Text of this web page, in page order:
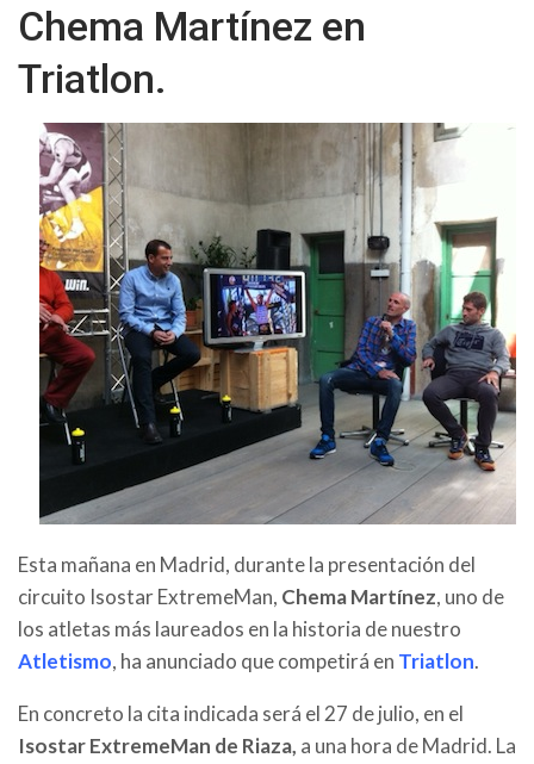
Chema Martínez en
Triatlon.
Esta mañana en Madrid, durante la presentación del
circuito Isostar ExtremeMan, Chema Martínez, uno de
los atletas más laureados en la historia de nuestro
Atletismo, ha anunciado que competirá en Triatlon.
En concreto la cita indicada será el 27 de julio, en el
IsostarExtremeMan de Riaza, a una hora de Madrid. La